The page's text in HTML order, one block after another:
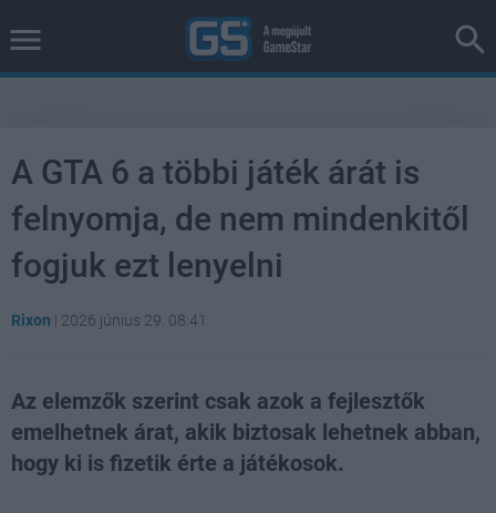
A GTA 6 a többi játék árát is
felnyomja, de nem mindenkitől
fogjuk ezt lenyelni
Rixon | 2026 június 29. 08:41
Az elemzők szerint csak azok a fejlesztők
emelhetnek árat, akik biztosak lehetnek abban,
hogy ki is fizetik érte a játékosok.